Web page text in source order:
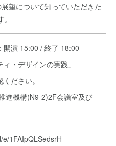
望について知っていただきた
開演 15:00 / 終了 18:00
・デザインの実践」
ださい。
進機構(N9-2)2F会議室及び
1FAIpQLSedsrH-